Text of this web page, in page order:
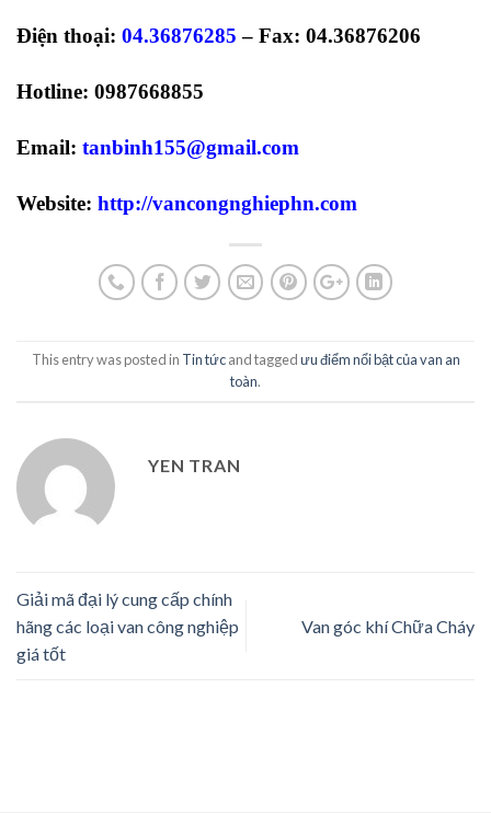
Điện thoại: 04.36876285 – Fax: 04.36876206
Hotline: 0987668855
Email: tanbinh155@gmail.com
Website: http://vancongnghiephn.com
This entry was posted in Tin tứcand taggedưu điểm nổi bật của van an
toàn.
YEN TRAN
Giải mã đại lý cung cấp chính
hãng các loại van công nghiệp
giá tốt
Van góc khí Chữa Cháy